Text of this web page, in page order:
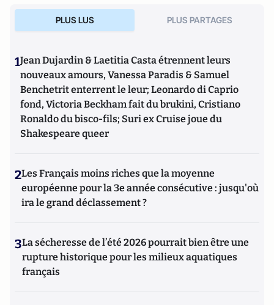
PLUS LUS PLUS PARTAGES
1Jean Dujardin & Laetitia Casta étrennent leurs
nouveaux amours, Vanessa Paradis & Samuel
Benchetrit enterrent le leur; Leonardo di Caprio
fond, Victoria Beckham fait du brukini, Cristiano
Ronaldo du bisco-fils; Suri ex Cruise joue du
Shakespeare queer
2Les Français moins riches que la moyenne
européenne pour la 3e année consécutive : jusqu'où
ira le grand déclassement ?
3La sécheresse de l’été 2026 pourrait bien être une
rupture historique pour les milieux aquatiques
français